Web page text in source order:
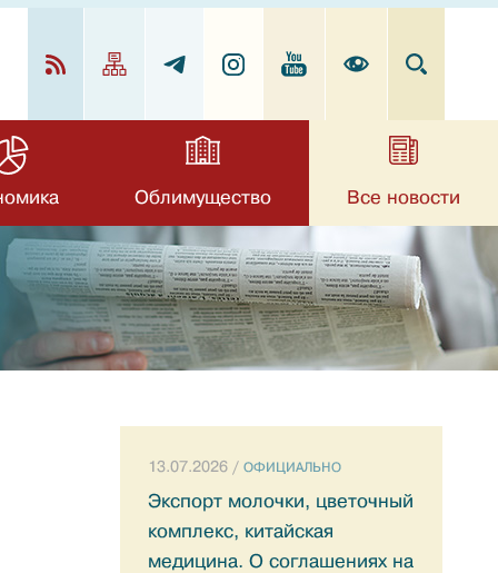
Облимущество Все новости
13.07.2026 / ОФИЦИАЛЬНО
Экспорт молочки, цветочный
комплекс, китайская
медицина. О соглашениях на